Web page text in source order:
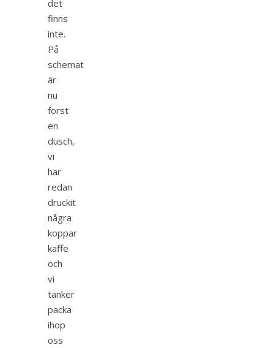
det
finns
inte.
På
schemat
är
nu
först
en
dusch,
vi
har
redan
druckit
några
koppar
kaffe
och
vi
tänker
packa
ihop
oss